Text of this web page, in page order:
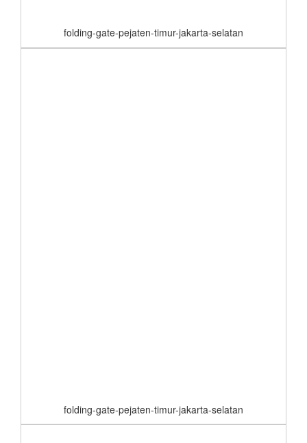
folding-gate-pejaten-timur-jakarta-selatan
folding-gate-pejaten-timur-jakarta-selatan